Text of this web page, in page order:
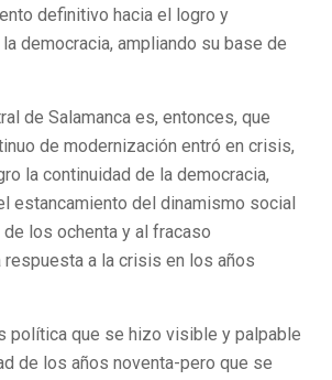
definitivo hacia el logro y
democracia, ampliando su base de
de Salamanca es, entonces, que
de modernización entró en crisis,
la continuidad de la democracia,
estancamiento del dinamismo social
los ochenta y al fracaso
respuesta a la crisis en los años
política que se hizo visible y palpable
de los años noventa-pero que se